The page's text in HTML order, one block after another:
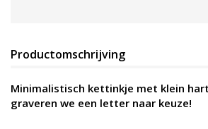
Productomschrijving
Minimalistisch kettinkje met klein
graveren we een letter naar keuze!